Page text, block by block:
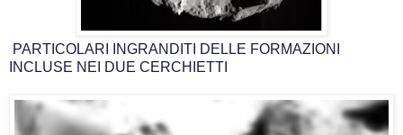
PARTICOLARI INGRANDITI DELLE FORMAZIONI
INCLUSE NEI DUE CERCHIETTI